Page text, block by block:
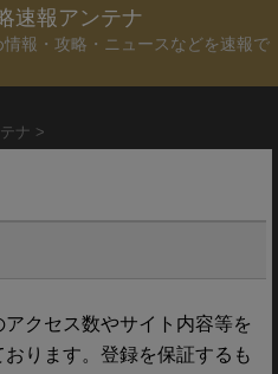
速報アンテナ
報・攻略・ニュースなどを速報で
ナ >
クセス数やサイト内容等を
ります。登録を保証するも